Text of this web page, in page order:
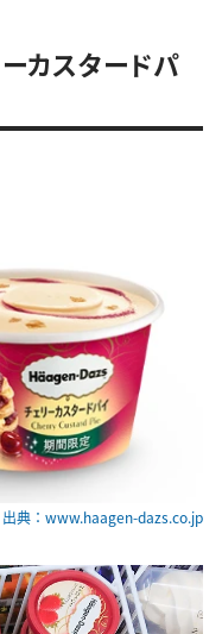
カスタードパ
出典：www.haagen-dazs.co.jp